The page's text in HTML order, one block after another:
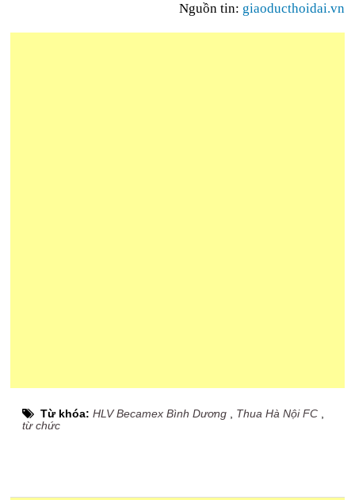
Nguồn tin: giaoducthoidai.vn
Từ khóa:HLV Becamex Bình Dương Thua Hà Nội FC
từ chức